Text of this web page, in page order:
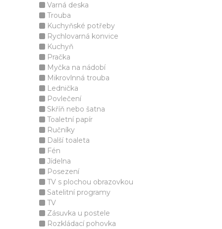
Varná deska
Trouba
Kuchyňské potřeby
Rychlovarná konvice
Kuchyň
Pračka
Myčka na nádobí
Mikrovlnná trouba
Lednička
Povlečení
Skříň nebo šatna
Toaletní papír
Ručníky
Další toaleta
Fén
Jídelna
Posezení
TV s plochou obrazovkou
Satelitní programy
TV
Zásuvka u postele
Rozkládací pohovka